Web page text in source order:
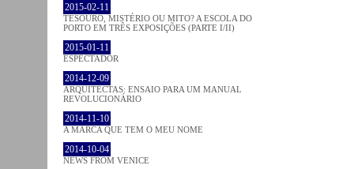
2015-02-11
TESOURO, MISTÉRIO OU MITO? A ESCOLA DO
PORTO EM TRÊS EXPOSIÇÕES (PARTE I/II)
2015-01-11
ESPECTADOR
2014-12-09
ARQUITECTAS: ENSAIO PARA UM MANUAL
REVOLUCIONÁRIO
2014-11-10
A MARCA QUE TEM O MEU NOME
2014-10-04
NEWS FROM VENICE